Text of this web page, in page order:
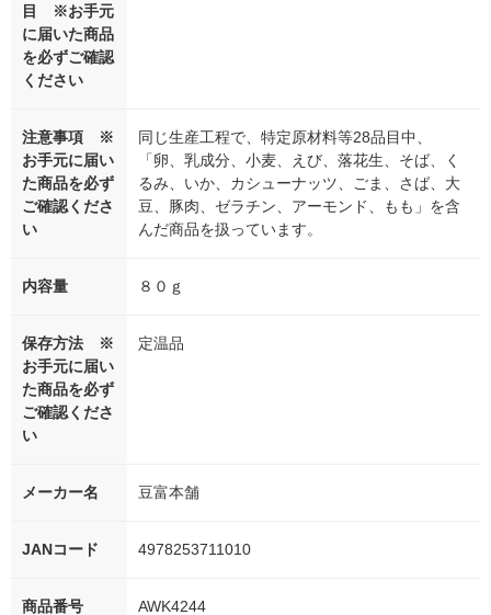
目 ※お手元
に届いた商品
を必ずご確認
ください
注意事項 ※
お手元に届い
た商品を必ず
ご確認くださ
い
同じ生産工程で、特定原材料等28品目中、
「卵、乳成分、小麦、えび、落花生、そば、く
るみ、いか、カシューナッツ、ごま、さば、大
豆、豚肉、ゼラチン、アーモンド、もも」を含
んだ商品を扱っています。
内容量 ８０ｇ
保存方法 ※
お手元に届い
た商品を必ず
ご確認くださ
い
定温品
メーカー名 豆富本舗
JANコード 4978253711010
商品番号 AWK4244